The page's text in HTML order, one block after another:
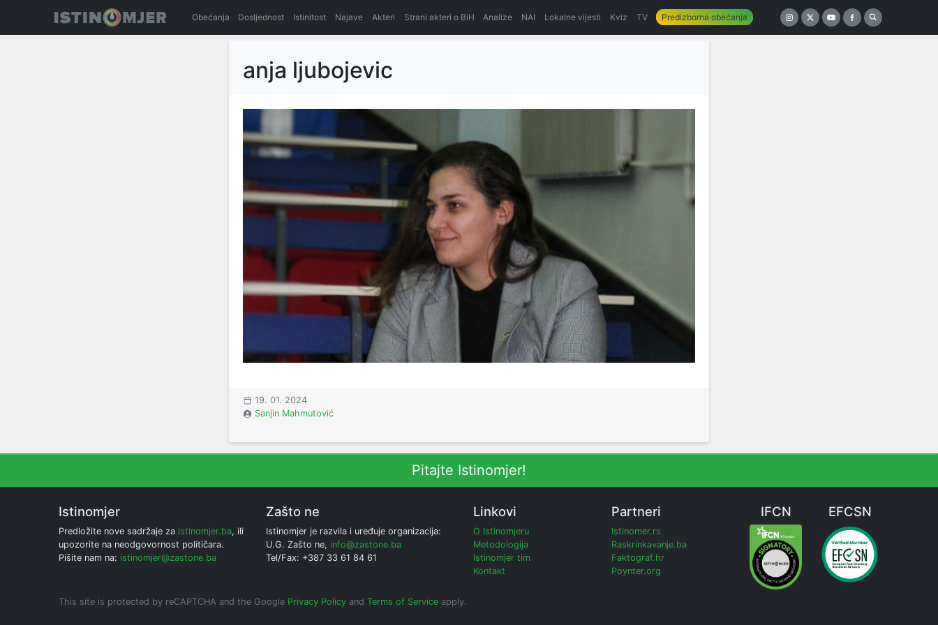
Obećanja Dosljednost Istinitost Najave Akteri Strani akteri o BiH Analize NAI Lokalne vijesti Kviz TV Predizborna obećanja
anja ljubojevic
19. 01. 2024
Sanjin Mahmutović
Pitajte Istinomjer!
Istinomjer
Predložite nove sadržaje za istinomjer.ba, ili
upozorite na neodgovornost političara.
Pišite nam na: istinomjer@zastone.ba
Zašto ne
Istinomjer je razvila i uređuje organizacija:
U.G. Zašto ne, info@zastone.ba
Tel/Fax: +387 33 61 84 61
Linkovi
O Istinomjeru
Metodologija
Istinomjer tim
Kontakt
Partneri
Istinomer.rs
Raskrinkavanje.ba
Faktograf.hr
Poynter.org
IFCN EFCSN
This site is protected by reCAPTCHA and the Google Privacy Policy and Terms of Service apply.